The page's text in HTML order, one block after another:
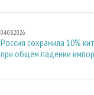
04.08.2026
Россия сохранила 10%
при общем падении